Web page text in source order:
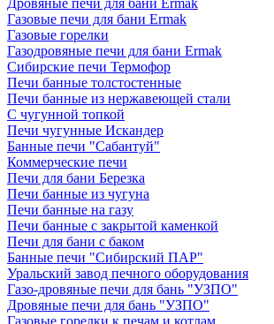
Дровяные печи для бани Ermak
Газовые печи для бани Ermak
Газовые горелки
Газодровяные печи для бани Ermak
Сибирские печи Термофор
Печи банные толстостенные
Печи банные из нержавеющей стали
С чугунной топкой
Печи чугунные Искандер
Банные печи "Сабантуй"
Коммерческие печи
Печи для бани Березка
Печи банные из чугуна
Печи банные на газу
Печи банные с закрытой каменкой
Печи для бани с баком
Банные печи "Сибирский ПАР"
Уральский завод печного оборудования
Газо-дровяные печи для бань "УЗПО"
Дровяные печи для бань "УЗПО"
Газовые горелки к печам и котлам